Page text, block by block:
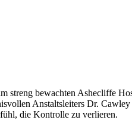
bewachten Ashecliffe
Anstaltsleiters Dr.
die Kontrolle zu verlieren.